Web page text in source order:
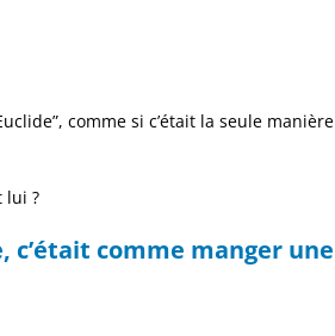
comme si c’était la seule manière
lui ?
c’était comme manger une